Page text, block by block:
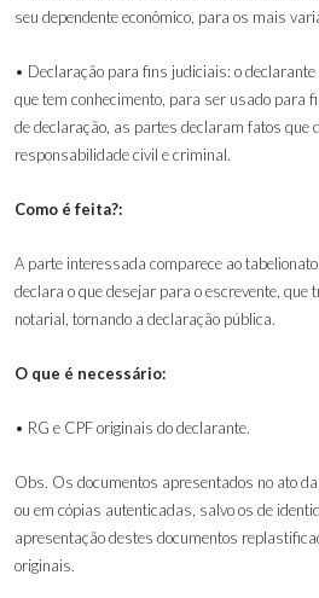
seu dependente econômico, para os mais
• Declaração para fins judiciais: o
que tem conhecimento, para ser usado para
de declaração, as partes declaram fatos que
responsabilidade civil e criminal.
Como é feita?:
A parte interessada comparece ao
declara o que desejar para o escrevente, que
notarial, tornando a declaração pública.
O que é necessário:
• RG e CPF originais do declarante.
Obs. Os documentos apresentados no ato
ou em cópias autenticadas, salvo os de
apresentação destes documentos
originais.